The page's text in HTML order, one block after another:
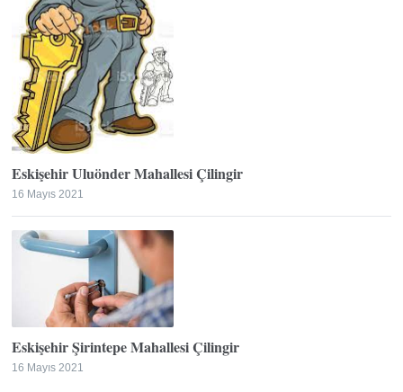
Eskişehir Uluönder Mahallesi Çilingir
16 Mayıs 2021
Eskişehir Şirintepe Mahallesi Çilingir
16 Mayıs 2021